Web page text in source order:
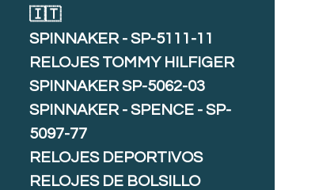
🇮🇹
SPINNAKER - SP-5111-11
RELOJES TOMMY HILFIGER
SPINNAKER SP-5062-03
SPINNAKER - SPENCE - SP-
5097-77
RELOJES DEPORTIVOS
RELOJES DE BOLSILLO